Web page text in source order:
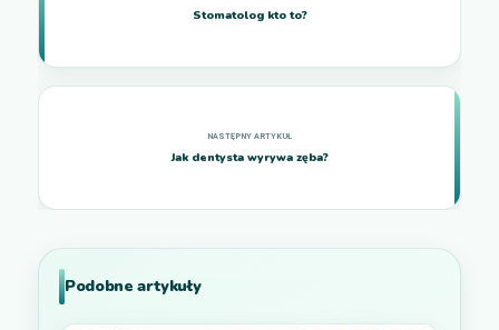
Stomatolog kto to?
Jak dentysta wyrywa zęba?
Podobne artykuły